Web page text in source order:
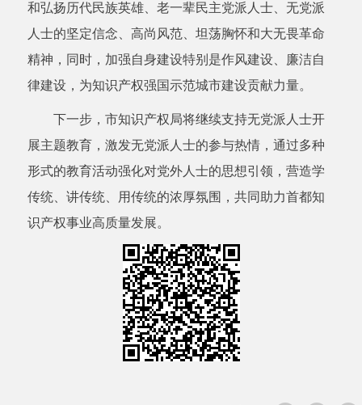
和弘扬历代民族英雄、老一辈民主党派人士、无党派
人士的坚定信念、高尚风范、坦荡胸怀和大无畏革命
精神，同时， 加强自身建设特别是作风建设、廉洁自
律建设，为知识产权强国示范城市建设贡献力量。
下一步，市知识产权局将继续支持无党派人士开
展主题教育，激发无党派人士的参与热情，通过多种
形式的教育活动强化对党外人士的思想引领，营造学
传统、讲传统、用传统的浓厚氛围，共同助力首都知
识产权事业高质量发展。